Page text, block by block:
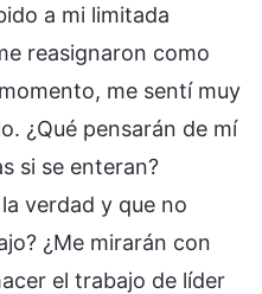
a mi limitada
reasignaron como
me sentí muy
¿Qué pensarán de mí
si se enteran?
verdad y que no
¿Me mirarán con
el trabajo de líder